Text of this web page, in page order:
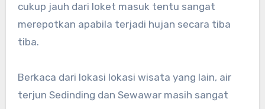
cukup jauh dari loket masuk tentu sangat
merepotkan apabila terjadi hujan secara tiba
tiba.
Berkaca dari lokasi lokasi wisata yang lain, air
terjun Sedinding dan Sewawar masih sangat